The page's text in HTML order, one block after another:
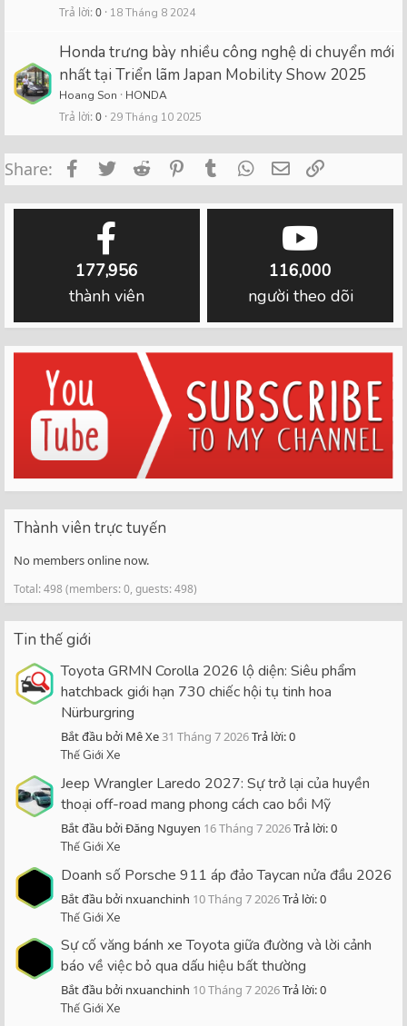
Trả lời 0 18 Tháng 8 2024
Honda trưng bày nhiều công nghệ di chuyển mới
nhất tại Triển lãm Japan Mobility Show 2025
Hoang Son HONDA
Trả lời 0 29 Tháng 10 2025
Share: FacebookTwitterReddit PinterestTumblrWhatsApp
Email
177,956
thành viên
116,000
người theo dõi
Thành viên trực tuyến
No members online now.
Total: 498 (members: 0, guests: 498)
Tin thế giới
Toyota GRMN Corolla 2026 lộ diện: Siêu phẩm
hatchback giới hạn 730 chiếc hội tụ tinh hoa
Nürburgring
Bắt đầu bởi Mê Xe31 Tháng 7 2026Trả lời: 0
Thế Giới Xe
Jeep Wrangler Laredo 2027: Sự trở lại của huyền
thoại off-road mang phong cách cao bồi Mỹ
Bắt đầu bởi Đăng Nguyen 16 Tháng 7 2026Trả lời: 0
Thế Giới Xe
Doanh số Porsche 911 áp đảo Taycan nửa đầu 2026
Bắt đầu bởi nxuanchinh 10 Tháng 7 2026Trả lời: 0
Thế Giới Xe
Sự cố văng bánh xe Toyota giữa đường và lời cảnh
báo về việc bỏ qua dấu hiệu bất thường
Bắt đầu bởi nxuanchinh 10 Tháng 7 2026Trả lời: 0
Thế Giới Xe